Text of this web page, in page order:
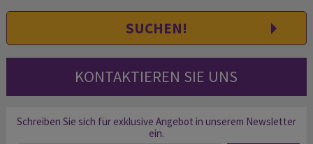
SUCHEN!
KONTAKTIEREN SIE UNS
Schreiben Sie sich für exklusive Angebot in unserem Newsletter
ein.